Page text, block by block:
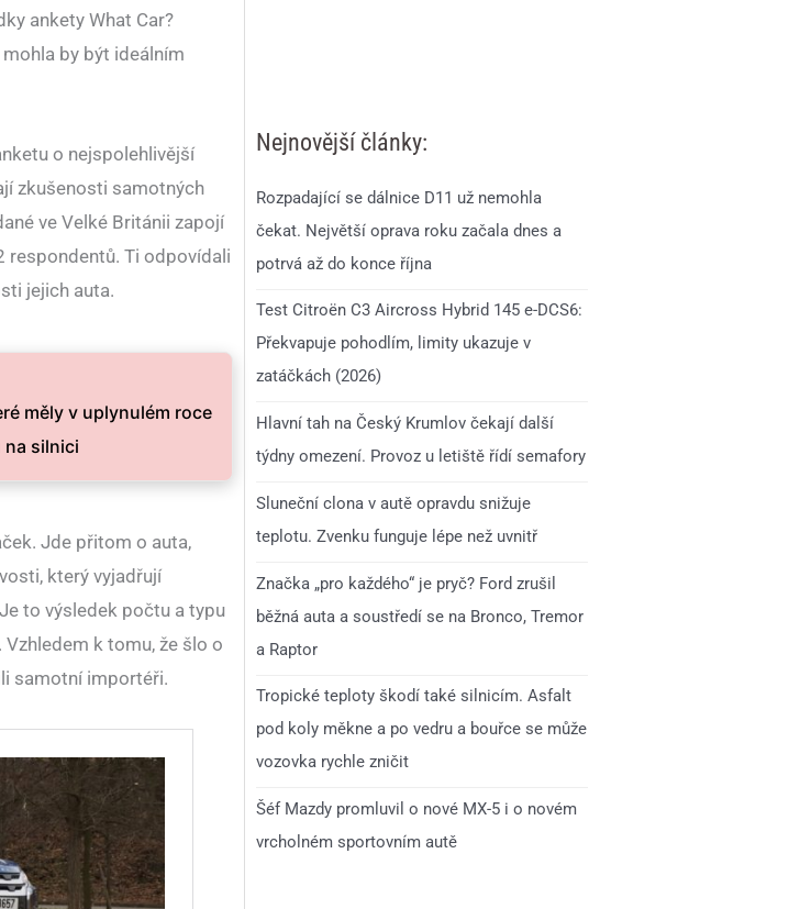
ankety What Car?
by být ideálním
o nejspolehlivější
zkušenosti samotných
ve Velké Británii zapojí
Ti odpovídali
jejich auta.
měly v uplynulém roce
na silnici
Jde přitom o auta,
který vyjadřují
to výsledek počtu a typu
k tomu, že šlo o
samotní importéři.
Nejnovější články:
Rozpadající se dálnice D11 už nemohla
čekat. Největší oprava roku začala dnes a
potrvá až do konce října
Test Citroën C3 Aircross Hybrid 145 e-DCS6:
Překvapuje pohodlím, limity ukazuje v
zatáčkách (2026)
Hlavní tah na Český Krumlov čekají další
týdny omezení. Provoz u letiště řídí semafory
Sluneční clona v autě opravdu snižuje
teplotu. Zvenku funguje lépe než uvnitř
Značka „pro každého“ je pryč? Ford zrušil
běžná auta a soustředí se na Bronco, Tremor
a Raptor
Tropické teploty škodí také silnicím. Asfalt
pod koly měkne a po vedru a bouřce se může
vozovka rychle zničit
Šéf Mazdy promluvil o nové MX-5 i o novém
vrcholném sportovním autě